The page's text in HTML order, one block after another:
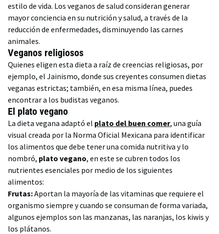
estilo de vida. Los veganos de salud consideran generar
mayor conciencia en su nutrición y salud, a través de la
reducción de enfermedades, disminuyendo las carnes
animales.
Veganos religiosos
Quienes eligen esta dieta a raíz de creencias religiosas, por
ejemplo, el Jainismo, donde sus creyentes consumen dietas
veganas estrictas; también, en esa misma línea, puedes
encontrar a los budistas veganos.
El plato vegano
La dieta vegana adaptó el plato del buen comer, una guía
visual creada por la Norma Oficial Mexicana para identificar
los alimentos que debe tener una comida nutritiva y lo
nombró, plato vegano, en este se cubren todos los
nutrientes esenciales por medio de los siguientes
alimentos:
Frutas:Aportan la mayoría de las vitaminas que requiere el
organismo siempre y cuando se consuman de forma variada,
algunos ejemplos son las manzanas, las naranjas, los kiwis y
los plátanos.